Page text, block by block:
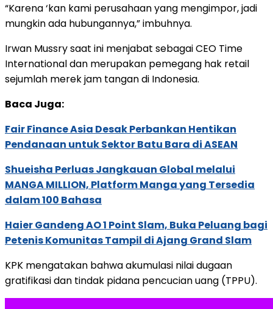
“Karena ‘kan kami perusahaan yang mengimpor, jadi
mungkin ada hubungannya,” imbuhnya.
Irwan Mussry saat ini menjabat sebagai CEO Time
International dan merupakan pemegang hak retail
sejumlah merek jam tangan di Indonesia.
Baca Juga:
Fair Finance Asia Desak Perbankan Hentikan
Pendanaan untuk Sektor Batu Bara di ASEAN
Shueisha Perluas Jangkauan Global melalui
MANGA MILLION, Platform Manga yang Tersedia
dalam 100 Bahasa
Haier Gandeng AO 1 Point Slam, Buka Peluang bagi
Petenis Komunitas Tampil di Ajang Grand Slam
KPK mengatakan bahwa akumulasi nilai dugaan
gratifikasi dan tindak pidana pencucian uang (TPPU).